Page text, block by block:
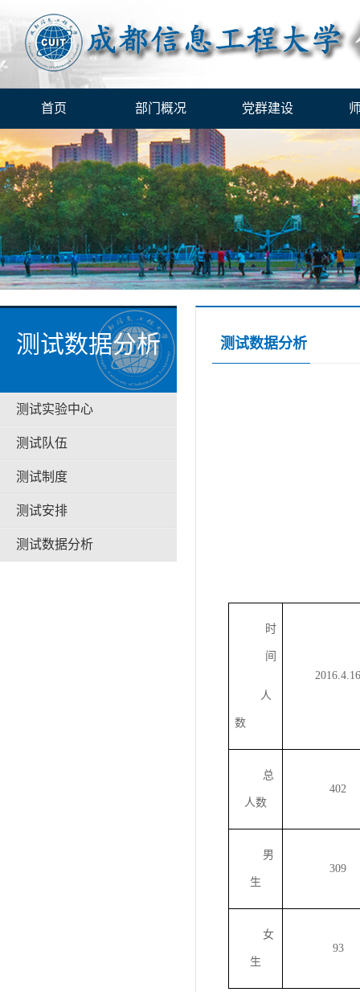
首页 部门概况 党群建设
测试数据分析
测试实验中心
测试队伍
测试制度
测试安排
测试数据分析
测试数据分析
时
间
人
数
2016.4.16
总
人数
402
男
生
309
女
生
93